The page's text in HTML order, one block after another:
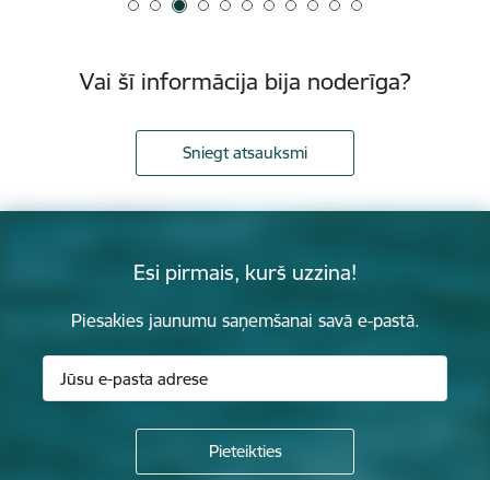
Vai šī informācija bija noderīga?
Sniegt atsauksmi
Esi pirmais, kurš uzzina!
Piesakies jaunumu saņemšanai savā e-pastā.